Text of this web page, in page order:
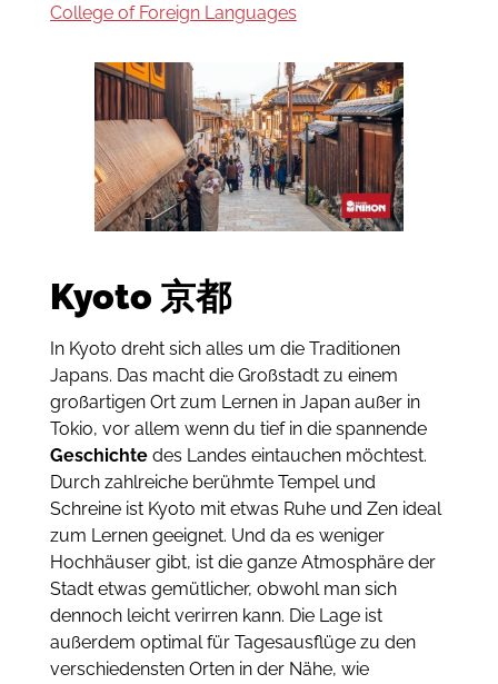
College of Foreign Languages
Kyoto 京都
In Kyoto dreht sich alles um die Traditionen
Japans. Das macht die Großstadt zu einem
großartigen Ort zum Lernen in Japan außer in
Tokio, vor allem wenn du tief in die spannende
Geschichtedes Landes eintauchen möchtest.
Durch zahlreiche berühmte Tempel und
Schreine ist Kyoto mit etwas Ruhe und Zen ideal
zum Lernen geeignet. Und da es weniger
Hochhäuser gibt, ist die ganze Atmosphäre der
Stadt etwas gemütlicher, obwohl man sich
dennoch leicht verirren kann. Die Lage ist
außerdem optimal für Tagesausflüge zu den
verschiedensten Orten in der Nähe, wie